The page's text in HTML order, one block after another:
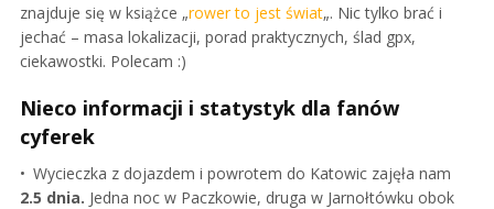
znajduje się w książce „rower to jest świat„. Nic tylko brać i
jechać – masa lokalizacji, porad praktycznych, ślad gpx,
ciekawostki. Polecam :)
Nieco informacji i statystyk dla fanów
cyferek
Wycieczka z dojazdem i powrotem do Katowic zajęła nam
2.5 dnia. Jedna noc w Paczkowie, druga w Jarnołtówku obok